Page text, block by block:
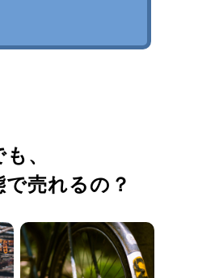
、
売れるの？